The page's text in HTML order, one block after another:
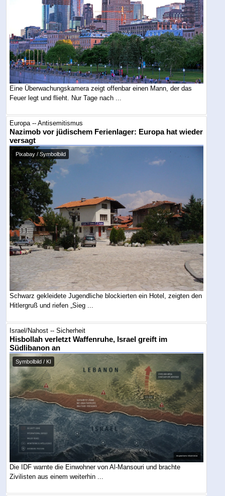
Eine Überwachungskamera zeigt offenbar einen Mann, der das
Feuer legt und flieht. Nur Tage nach ...
Europa -- Antisemitismus
Nazimob vor jüdischem Ferienlager: Europa hat wieder
versagt
Pixabay / Symbolbild
Schwarz gekleidete Jugendliche blockierten ein Hotel, zeigten den
Hitlergruß und riefen „Sieg ...
Israel/Nahost -- Sicherheit
Hisbollah verletzt Waffenruhe, Israel greift im
Südlibanon an
Symbolbild / KI
Die IDF warnte die Einwohner von Al-Mansouri und brachte
Zivilisten aus einem weiterhin ...